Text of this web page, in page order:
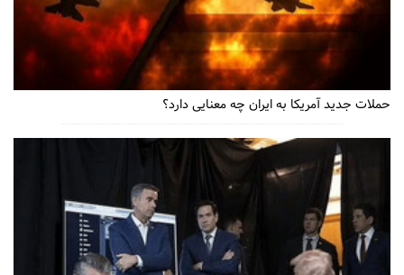
حملات جدید آمریکا به ایران چه معنایی دارد؟